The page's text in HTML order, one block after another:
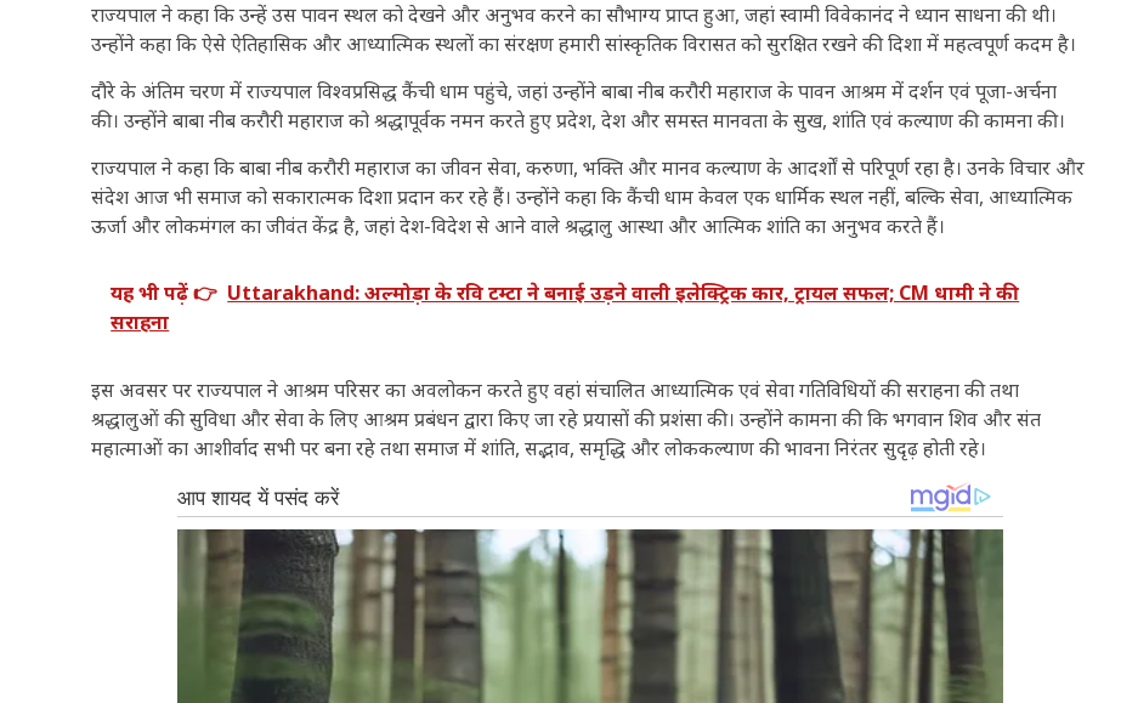
राज्यपाल ने कहा कि उन्हें उस पावन स्थल को देखने और अनुभव करने का सौभाग्य प्राप्त हुआ, जहां स्वामी विवेकानंद ने ध्यान साधना की थी।
उन्होंने कहा कि ऐसे ऐतिहासिक और आध्यात्मिक स्थलों का संरक्षण हमारी सांस्कृतिक विरासत को सुरक्षित रखने की दिशा में महत्वपूर्ण कदम है।
दौरे के अंतिम चरण में राज्यपाल विश्वप्रसिद्ध कैंची धाम पहुंचे, जहां उन्होंने बाबा नीब करौरी महाराज के पावन आश्रम में दर्शन एवं पूजा-अर्चना
की। उन्होंने बाबा नीब करौरी महाराज को श्रद्धापूर्वक नमन करते हुए प्रदेश, देश और समस्त मानवता के सुख, शांति एवं कल्याण की कामना की।
राज्यपाल ने कहा कि बाबा नीब करौरी महाराज का जीवन सेवा, करुणा, भक्ति और मानव कल्याण के आदर्शों से परिपूर्ण रहा है। उनके विचार और
संदेश आज भी समाज को सकारात्मक दिशा प्रदान कर रहे हैं। उन्होंने कहा कि कैंची धाम केवल एक धार्मिक स्थल नहीं, बल्कि सेवा, आध्यात्मिक
ऊर्जा और लोकमंगल का जीवंत केंद्र है, जहां देश-विदेश से आने वाले श्रद्धालु आस्था और आत्मिक शांति का अनुभव करते हैं।
यह भी पढ़ें 👉 Uttarakhand: अल्मोड़ा के रवि टम्टा ने बनाई उड़ने वाली इलेक्ट्रिक कार, ट्रायल सफल; CM धामी ने की
सराहना
इस अवसर पर राज्यपाल ने आश्रम परिसर का अवलोकन करते हुए वहां संचालित आध्यात्मिक एवं सेवा गतिविधियों की सराहना की तथा
श्रद्धालुओं की सुविधा और सेवा के लिए आश्रम प्रबंधन द्वारा किए जा रहे प्रयासों की प्रशंसा की। उन्होंने कामना की कि भगवान शिव और संत
महात्माओं का आशीर्वाद सभी पर बना रहे तथा समाज में शांति, सद्भाव, समृद्धि और लोककल्याण की भावना निरंतर सुदृढ़ होती रहे।